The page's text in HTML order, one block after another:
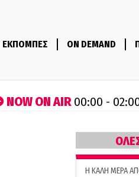
ΕΚΠΟΜΠΕΣ ON DEMAND
NOW ON AIR00:00 -
H ΚΑΛΗ ΜΕΡΑ